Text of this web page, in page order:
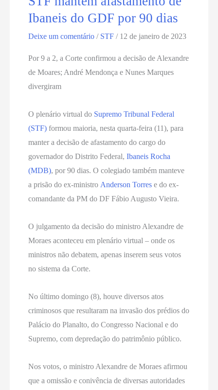
Ibaneis do GDF por 90 dias
Deixe um comentário / STF / 12 de janeiro de 2023
Por 9 a 2, a Corte confirmou a decisão de Alexandre
de Moares; André Mendonça e Nunes Marques
divergiram
O plenário virtual do Supremo Tribunal Federal
(STF) formou maioria, nesta quarta-feira (11), para
manter a decisão de afastamento do cargo do
governador do Distrito Federal,Ibaneis Rocha
(MDB), por 90 dias. O colegiado também manteve
a prisão do ex-ministroAnderson Torres e do ex-
comandante da PM do DF Fábio Augusto Vieira.
O julgamento da decisão do ministro Alexandre de
Moraes aconteceu em plenário virtual – onde os
ministros não debatem, apenas inserem seus votos
no sistema da Corte.
No último domingo (8), houve diversos atos
criminosos que resultaram na invasão dos prédios do
Palácio do Planalto, do Congresso Nacional e do
Supremo, com depredação do patrimônio público.
Nos votos, o ministro Alexandre de Moraes afirmou
que a omissão e conivência de diversas autoridades